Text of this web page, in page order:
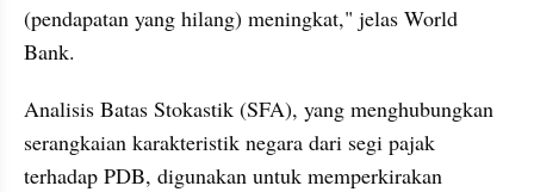
(pendapatan yang hilang) meningkat," jelas World
Bank.
Analisis Batas Stokastik (SFA), yang menghubungkan
serangkaian karakteristik negara dari segi pajak
terhadap PDB, digunakan untuk memperkirakan